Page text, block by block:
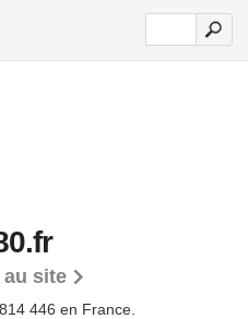
site
446 en France.